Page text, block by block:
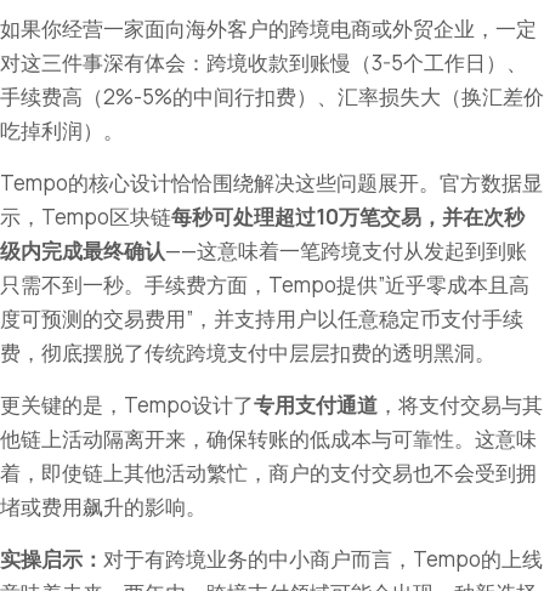
如果你经营一家面向海外客户的跨境电商或外贸企业，一定
对这三件事深有体会：跨境收款到账慢（3-5个工作日）、
手续费高（2%-5%的中间行扣费）、汇率损失大（换汇差价
吃掉利润）。
Tempo的核心设计恰恰围绕解决这些问题展开。官方数据显
示，Tempo区块链每秒可处理超过10万笔交易，并在次秒
级内完成最终确认——这意味着一笔跨境支付从发起到到账
只需不到一秒。手续费方面，Tempo提供”近乎零成本且高
度可预测的交易费用”，并支持用户以任意稳定币支付手续
费，彻底摆脱了传统跨境支付中层层扣费的透明黑洞。
更关键的是，Tempo设计了专用支付通道 ，将支付交易与其
他链上活动隔离开来，确保转账的低成本与可靠性。这意味
着，即使链上其他活动繁忙，商户的支付交易也不会受到拥
堵或费用飙升的影响。
实操启示： 对于有跨境业务的中小商户而言，Tempo的上线